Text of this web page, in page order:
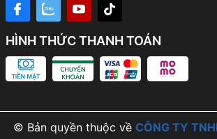
HÌNH THỨC THANH TOÁN
© Bản quyền thuộc về CÔNG TY